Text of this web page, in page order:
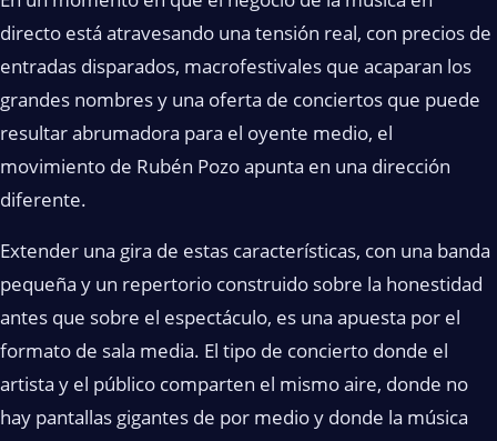
directo está atravesando una tensión real, con precios de
entradas disparados, macrofestivales que acaparan los
grandes nombres y una oferta de conciertos que puede
resultar abrumadora para el oyente medio, el
movimiento de Rubén Pozo apunta en una dirección
diferente.
Extender una gira de estas características, con una banda
pequeña y un repertorio construido sobre la honestidad
antes que sobre el espectáculo, es una apuesta por el
formato de sala media. El tipo de concierto donde el
artista y el público comparten el mismo aire, donde no
hay pantallas gigantes de por medio y donde la música